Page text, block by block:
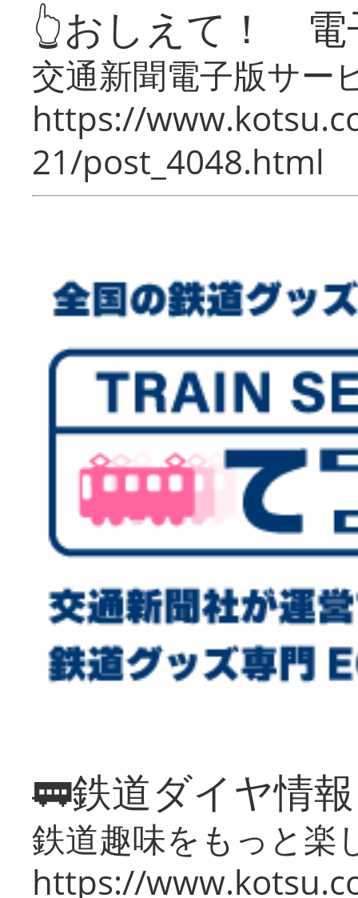
👆おしえて！ 電
交通新聞電子版サー
https://
21/post_4048.html
🚃鉄道ダイヤ情
鉄道趣味をもっと楽
https://